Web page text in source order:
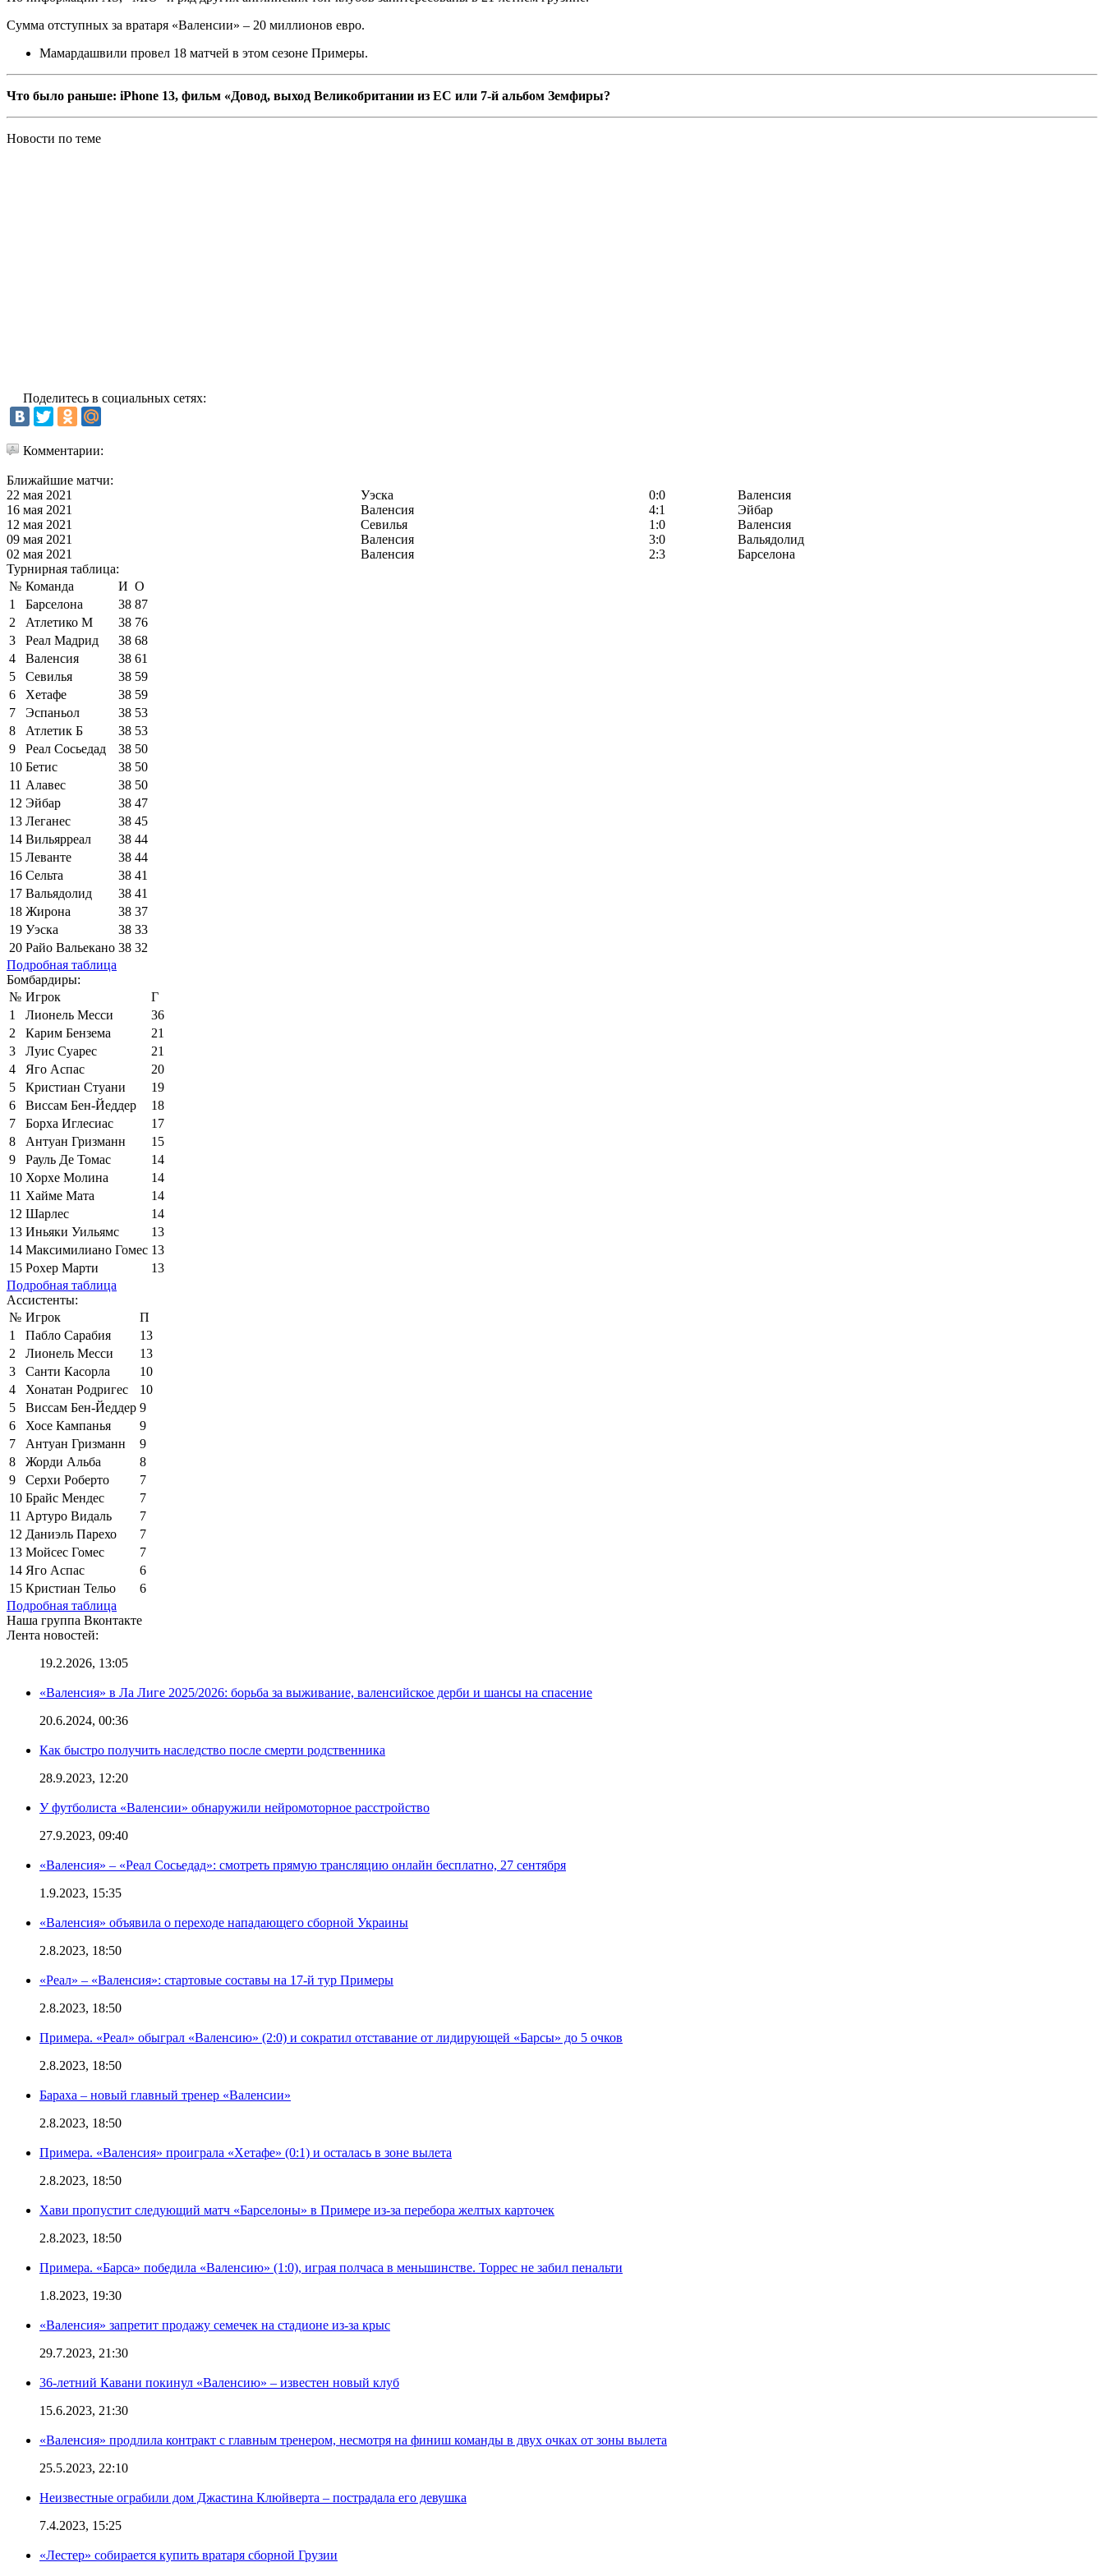
Сумма отступных за вратаря «Валенсии» – 20 миллионов евро.
Мамардашвили провел 18 матчей в этом сезоне Примеры.
Что было раньше: iPhone 13, фильм «Довод, выход Великобритании из ЕС или 7-й альбом Земфиры?
Новости по теме
Поделитесь в социальных сетях:
Комментарии:
Ближайшие матчи:
22 мая 2021
Уэска 0:0
Валенсия
16 мая 2021
Валенсия 4:1
Эйбар
12 мая 2021
Севилья 1:0
Валенсия
09 мая 2021
Валенсия 3:0
Вальядолид
02 мая 2021
Валенсия 2:3
Барселона
Турнирная таблица:
№ Команда И О
1
Барселона 38 87
2
Атлетико М 38 76
3
Реал Мадрид 38 68
4
Валенсия 38 61
5
Севилья 38 59
6
Хетафе 38 59
7
Эспаньол 38 53
8
Атлетик Б 38 53
9
Реал Сосьедад 38 50
10 Бетис 38 50
11 Алавес 38 50
12 Эйбар 38 47
13 Леганес 38 45
14 Вильярреал 38 44
15 Леванте 38 44
16 Сельта 38 41
17 Вальядолид 38 41
18 Жирона 38 37
19 Уэска 38 33
20 Райо Вальекано 38 32
Подробная таблица
Бомбардиры:
№ Игрок
Г
1
Лионель Месси
36
2
Карим Бензема
21
3
Луис Суарес
21
4
Яго Аспас
20
5
Кристиан Стуани
19
6
Виссам Бен-Йеддер
18
7
Борха Иглесиас
17
8
Антуан Гризманн
15
9
Рауль Де Томас
14
10 Хорхе Молина
14
11 Хайме Мата
14
12 Шарлес
14
13 Иньяки Уильямс
13
14 Максимилиано Гомес 13
15 Рохер Марти
13
Подробная таблица
Ассистенты:
№ Игрок
П
1
Пабло Сарабия
13
2
Лионель Месси
13
3
Санти Касорла
10
4
Хонатан Родригес
10
5
Виссам Бен-Йеддер 9
6
Хосе Кампанья
9
7
Антуан Гризманн
9
8
Жорди Альба
8
9
Серхи Роберто
7
10 Брайс Мендес
7
11 Артуро Видаль
7
12 Даниэль Парехо
7
13 Мойсес Гомес
7
14 Яго Аспас
6
15 Кристиан Тельо
6
Подробная таблица
Наша группа Вконтакте
Лента новостей:
19.2.2026, 13:05
«Валенсия» в Ла Лиге 2025/2026: борьба за выживание, валенсийское дерби и шансы на спасение
20.6.2024, 00:36
Как быстро получить наследство после смерти родственника
28.9.2023, 12:20
У футболиста «Валенсии» обнаружили нейромоторное расстройство
27.9.2023, 09:40
«Валенсия» – «Реал Сосьедад»: смотреть прямую трансляцию онлайн бесплатно, 27 сентября
1.9.2023, 15:35
«Валенсия» объявила о переходе нападающего сборной Украины
2.8.2023, 18:50
«Реал» – «Валенсия»: стартовые составы на 17-й тур Примеры
2.8.2023, 18:50
Примера. «Реал» обыграл «Валенсию» (2:0) и сократил отставание от лидирующей «Барсы» до 5 очков
2.8.2023, 18:50
Бараха – новый главный тренер «Валенсии»
2.8.2023, 18:50
Примера. «Валенсия» проиграла «Хетафе» (0:1) и осталась в зоне вылета
2.8.2023, 18:50
Хави пропустит следующий матч «Барселоны» в Примере из-за перебора желтых карточек
2.8.2023, 18:50
Примера. «Барса» победила «Валенсию» (1:0), играя полчаса в меньшинстве. Торрес не забил пенальти
1.8.2023, 19:30
«Валенсия» запретит продажу семечек на стадионе из-за крыс
29.7.2023, 21:30
36-летний Кавани покинул «Валенсию» – известен новый клуб
15.6.2023, 21:30
«Валенсия» продлила контракт с главным тренером, несмотря на финиш команды в двух очках от зоны вылета
25.5.2023, 22:10
Неизвестные ограбили дом Джастина Клюйверта – пострадала его девушка
7.4.2023, 15:25
«Лестер» собирается купить вратаря сборной Грузии